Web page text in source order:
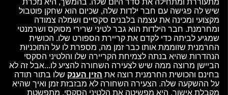
שיש לה פגישה עם חבר ילדות שלה, שכיום הוא שחקן פוטבול
מקצועי ומכינה את עצמה בלבנים סקסיים ושמלה צמודה
ומחרמנת. חבר הילדות הוא גבר לטיני שרירי מסוקס ושרמנטי
שמגיע לביתה כדי לקדם את קריירת הספורט שלו. הכושית
החרמנית שזוממת אותו כבר זמן מה, מספרת לו על התוכניות
הנהדרות שהיא בנתה לצמיחת הקריירה שלו והלטיני הסקסי
הביישן מרוצה ממה שיש לצעירה השחורה להציע לו...אבל זה לא
בחינם והכושית החרמנית רוצה את הזין הענק שלו בתור תודה
על ההשקעה שלה. הצעירה השחורה לא מבזבזת זמן ואיך שהיא
מקבלת אישור, היא מפשיטה את הלטיני הסקסי, מתפשטת